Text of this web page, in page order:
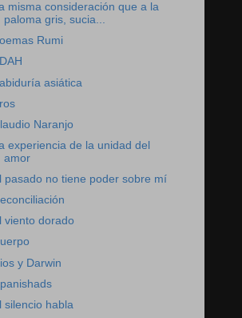
misma consideración que a la
paloma gris, sucia...
Rumi
asiática
Naranjo
experiencia de la unidad del
amor
pasado no tiene poder sobre mí
viento dorado
y Darwin
silencio habla